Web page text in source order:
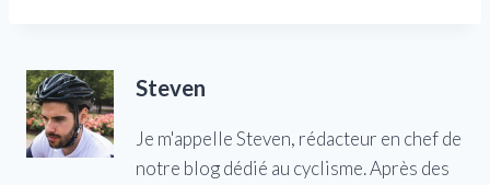
Steven
Je m'appelle Steven, rédacteur en chef de
notre blog dédié au cyclisme. Après des